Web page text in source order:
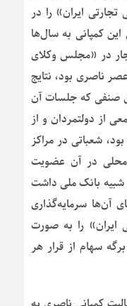
تجارتی ایران» را در
کمپانی به سال‌ها
در «مجلس وکلای
ناصری بود، نتایج
صنفی که جلسات آن
از دولتمردان و از
شعباتی در مراکز
محلی در آن عضویت
شبیه بانک ملی داشت
آن‌ها سرمایه‌گذاری
ایران» را به صورت
سهام از قرار هر